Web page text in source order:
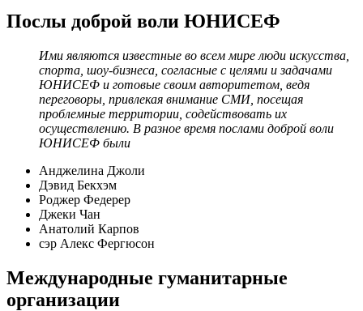
Послы доброй воли ЮНИСЕФ
Ими являются известные во всем мире люди искусства,
спорта, шоу-бизнеса, согласные с целями и задачами
ЮНИСЕФ и готовые своим авторитетом, ведя
переговоры, привлекая внимание СМИ, посещая
проблемные территории, содействовать их
осуществлению. В разное время послами доброй воли
ЮНИСЕФ были
Анджелина Джоли
Дэвид Бекхэм
Роджер Федерер
Джеки Чан
Анатолий Карпов
сэр Алекс Фергюсон
Международные гуманитарные
организации